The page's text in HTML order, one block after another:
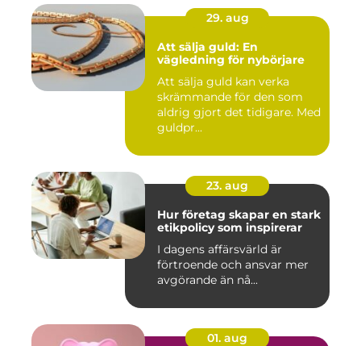
29. aug
Att sälja guld: En
vägledning för nybörjare
Att sälja guld kan verka
skrämmande för den som
aldrig gjort det tidigare. Med
guldpr...
23. aug
Hur företag skapar en stark
etikpolicy som inspirerar
I dagens affärsvärld är
förtroende och ansvar mer
avgörande än nå...
01. aug